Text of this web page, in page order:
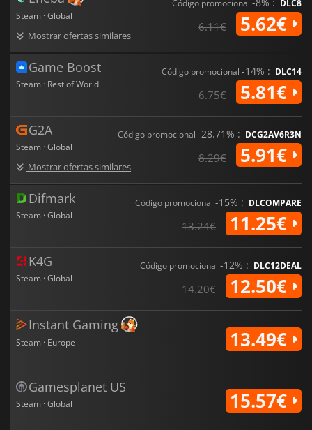
Steam · Global
Mostrar ofertas similares
Código promocional DLC8
6.11€ 5.62€
Game Boost
Steam · Rest of World
Código promocional -14% : DLC14
6.75€ 5.81€
G2A
Steam · Global
Mostrar ofertas similares
Código promocional -28.71% : DCG2AV6R3N
8.29€ 5.91€
Difmark
Steam · Global
Código promocional -15% : DLCOMPARE
13.24€ 11.25€
K4G
Steam · Global
Código promocional -12% : DLC12DEAL
14.20€ 12.50€
Instant Gaming
Steam · Europe 13.49€
Gamesplanet US
Steam · Global 15.57€